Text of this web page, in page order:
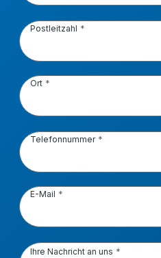
Postleitzahl
Ort
Telefonnummer
E-Mail
Ihre Nachricht an uns